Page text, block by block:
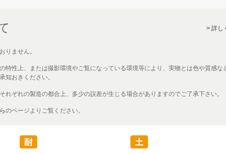
> 詳し
りません。
特性上、または撮影環境やご覧になっている環境等により、実物とは色や質感な
知おきください。
れぞれの製造の都合上、多少の誤差が生じる場合がありますのでご了承下さい。
のページよりご覧ください。